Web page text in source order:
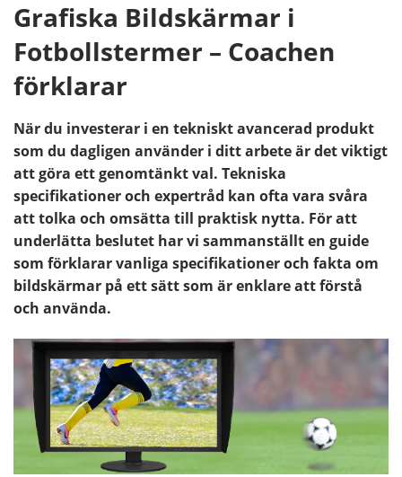
Grafiska Bildskärmar i
Fotbollstermer – Coachen
förklarar
När du investerar i en tekniskt avancerad produkt
som du dagligen använder i ditt arbete är det viktigt
att göra ett genomtänkt val. Tekniska
specifikationer och expertråd kan ofta vara svåra
att tolka och omsätta till praktisk nytta. För att
underlätta beslutet har vi sammanställt en guide
som förklarar vanliga specifikationer och fakta om
bildskärmar på ett sätt som är enklare att förstå
och använda.